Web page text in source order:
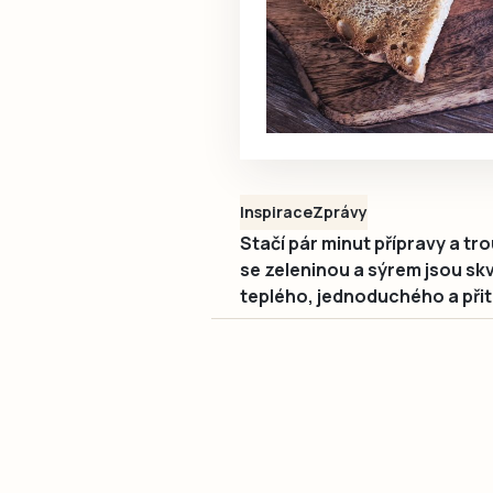
InspiraceZprávy
Stačí pár minut přípravy a
se zeleninou a sýrem jsou
teplého, jednoduchého a